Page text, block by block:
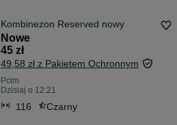
Kombinezon Reserved nowy
Nowe
45 zł
49,58 zł z Pakietem Ochronnym
Pcim
Dzisiaj o 12:21
116 Czarny